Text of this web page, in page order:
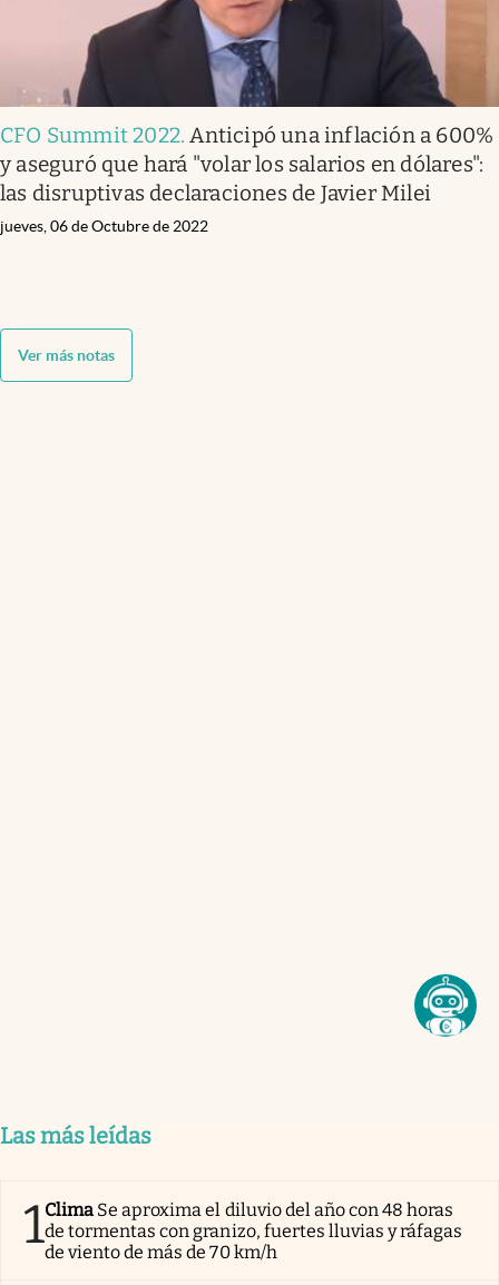
CFO Summit 2022.Anticipó una inflación a 600%
y aseguró que hará "volar los salarios en dólares":
las disruptivas declaraciones de Javier Milei
jueves, 06 de Octubre de 2022
Ver más notas
Las más leídas
1Clima Se aproxima el diluvio del año con 48 horas
de tormentas con granizo, fuertes lluvias y ráfagas
de viento de más de 70 km/h